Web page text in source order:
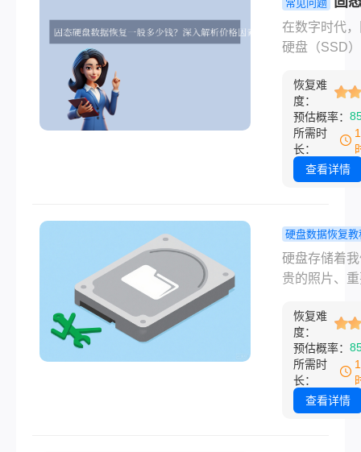
修复的费用
大，从几乎
数千元不等
后隐藏着故
型、技术难
商政策等多
素。那么固
修复一般要
呢？本文将
的各个层面
供实用的决
议。
常见问题
数据恢复一
少钱？深入
挑战!
在数字时代
硬盘（SSD
为电脑升级
配。但当硬
罢工，重要
间消失时，
慌感难以言
然而，当你
“SSD数据恢
时，可能被
上万的报价
那么固态硬
恢复一般多
呢？本文将
入了解固态
据恢复的成
成、价格范
恢复难
度：
预估概率：
所需时
长：
查看详情
硬盘数据恢复教
盘坏了怎么
复？一般多
的一切!
硬盘存储着
贵的照片、
音乐和视频
旦它“罢工”
虑感实在难
容。那么硬
怎么修复一
恢复难
度：
预估概率：
所需时
长：
查看详情